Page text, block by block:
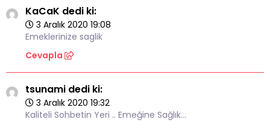
KaCaK dedi ki:
3 Aralık 2020 19:08
Emeklerinize saglik
Cevapla
tsunami dedi ki:
3 Aralık 2020 19:32
Kaliteli Sohbetin Yeri .. Emeğine Sağlık…